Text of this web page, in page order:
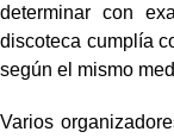
determinar con
discoteca cumplía
según el mismo
Varios